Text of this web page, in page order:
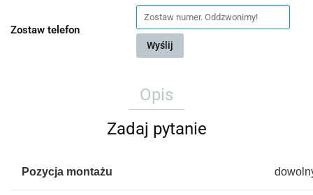
Zostaw telefon
Wyślij
Opis
Zadaj pytanie
Pozycja montażu